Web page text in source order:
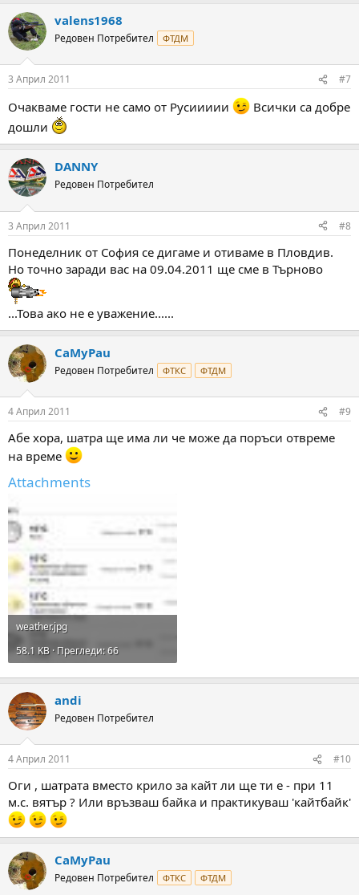
valens1968
Редовен Потребител ФТДМ
3 Април 2011 #7
Очакваме гости не само от Русиииии
Всички са добре
дошли
DANNY
Редовен Потребител
3 Април 2011 #8
Понеделник от София се дигаме и отиваме в Пловдив.
Но точно заради вас на 09.04.2011 ще сме в Търново
...Това ако не е уважение......
CaMyPau
Редовен Потребител ФТКС ФТДМ
4 Април 2011 #9
Абе хора, шатра ще има ли че може да поръси отвреме
на време
Attachments
weather.jpg
58.1 KB · Прегледи: 66
andi
Редовен Потребител
4 Април 2011 #10
Оги , шатрата вместо крило за кайт ли ще ти е - при 11
м.с. вятър ? Или връзваш байка и практикуваш 'кайтбайк'
CaMyPau
Редовен Потребител ФТКС ФТДМ